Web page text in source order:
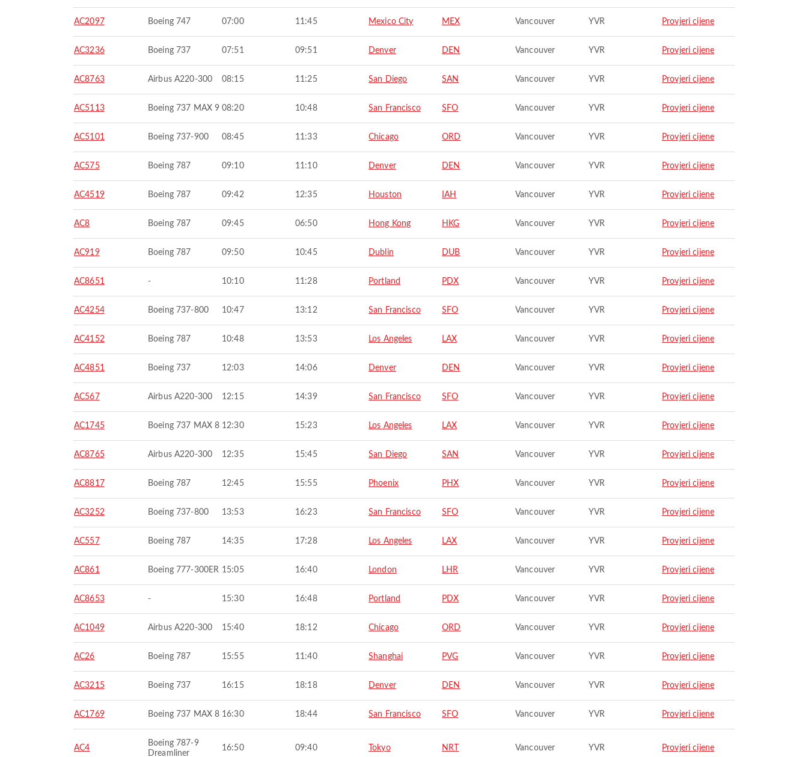
AC2097 Boeing 747 07:00 11:45 Mexico City MEX Vancouver YVR Provjeri cijene
AC3236 Boeing 737 07:51 09:51 Denver DEN Vancouver YVR Provjeri cijene
AC8763 Airbus A220-300 08:15 11:25 San Diego SAN Vancouver YVR Provjeri cijene
AC5113 Boeing 737 MAX 9 08:20 10:48 San Francisco SFO Vancouver YVR Provjeri cijene
AC5101 Boeing 737-900 08:45 11:33 Chicago ORD Vancouver YVR Provjeri cijene
AC575 Boeing 787 09:10 11:10 Denver DEN Vancouver YVR Provjeri cijene
AC4519 Boeing 787 09:42 12:35 Houston IAH Vancouver YVR Provjeri cijene
AC8 Boeing 787 09:45 06:50 Hong Kong HKG Vancouver YVR Provjeri cijene
AC919 Boeing 787 09:50 10:45 Dublin DUB Vancouver YVR Provjeri cijene
AC8651 - 10:10 11:28 Portland PDX Vancouver YVR Provjeri cijene
AC4254 Boeing 737-800 10:47 13:12 San Francisco SFO Vancouver YVR Provjeri cijene
AC4152 Boeing 787 10:48 13:53 Los Angeles LAX Vancouver YVR Provjeri cijene
AC4851 Boeing 737 12:03 14:06 Denver DEN Vancouver YVR Provjeri cijene
AC567 Airbus A220-300 12:15 14:39 San Francisco SFO Vancouver YVR Provjeri cijene
AC1745 Boeing 737 MAX 8 12:30 15:23 Los Angeles LAX Vancouver YVR Provjeri cijene
AC8765 Airbus A220-300 12:35 15:45 San Diego SAN Vancouver YVR Provjeri cijene
AC8817 Boeing 787 12:45 15:55 Phoenix PHX Vancouver YVR Provjeri cijene
AC3252 Boeing 737-800 13:53 16:23 San Francisco SFO Vancouver YVR Provjeri cijene
AC557 Boeing 787 14:35 17:28 Los Angeles LAX Vancouver YVR Provjeri cijene
AC861 Boeing 777-300ER 15:05 16:40 London LHR Vancouver YVR Provjeri cijene
AC8653 - 15:30 16:48 Portland PDX Vancouver YVR Provjeri cijene
AC1049 Airbus A220-300 15:40 18:12 Chicago ORD Vancouver YVR Provjeri cijene
AC26 Boeing 787 15:55 11:40 Shanghai PVG Vancouver YVR Provjeri cijene
AC3215 Boeing 737 16:15 18:18 Denver DEN Vancouver YVR Provjeri cijene
AC1769 Boeing 737 MAX 8 16:30 18:44 San Francisco SFO Vancouver YVR Provjeri cijene
AC4
Boeing 787-9
Dreamliner
16:50 09:40 Tokyo NRT Vancouver YVR Provjeri cijene